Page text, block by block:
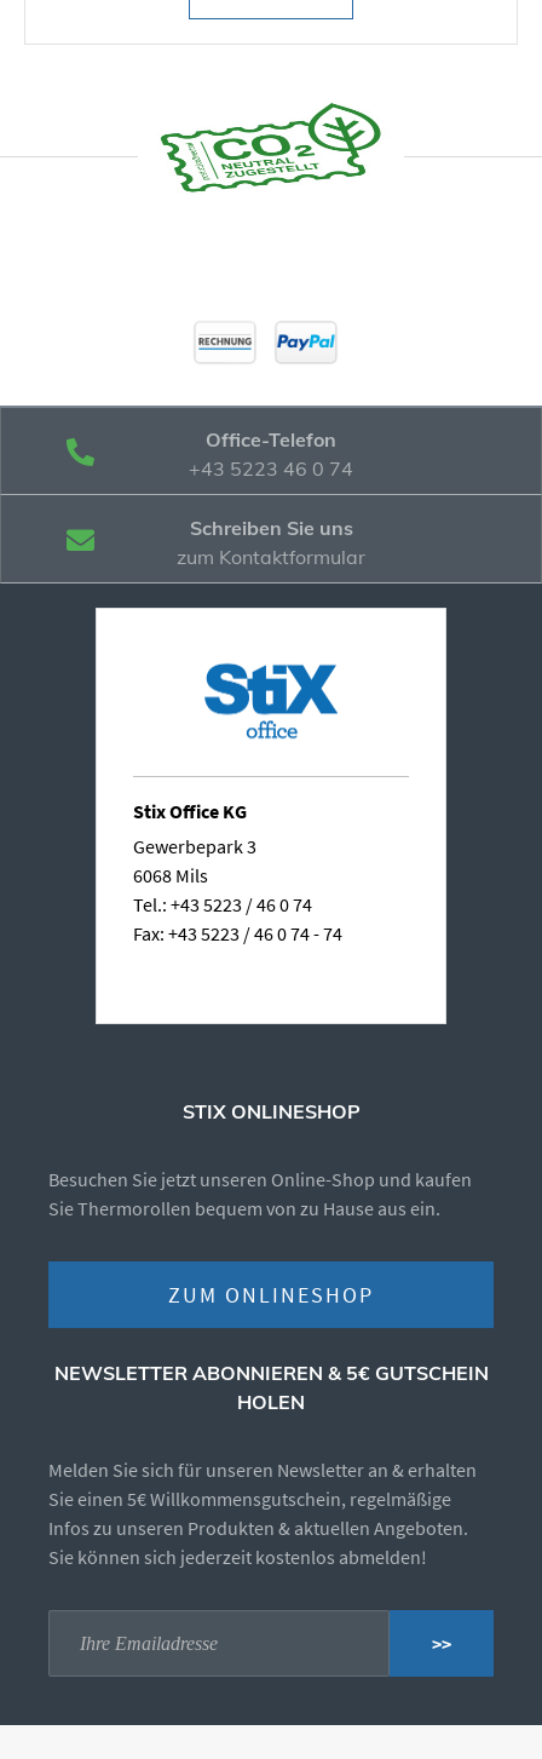
Office-Telefon
+43 5223 46 0 74
Schreiben Sie uns
zum Kontaktformular
Stix Office KG
Gewerbepark 3
6068 Mils
Tel.: +43 5223 / 46 0 74
Fax: +43 5223 / 46 0 74 - 74
STIX ONLINESHOP
Besuchen Sie jetzt unseren Online-Shop und kaufen
Sie Thermorollen bequem von zu Hause aus ein.
ZUM ONLINESHOP
NEWSLETTER ABONNIEREN & 5€ GUTSCHEIN
HOLEN
Melden Sie sich für unseren Newsletter an & erhalten
Sie einen 5€ Willkommensgutschein, regelmäßige
Infos zu unseren Produkten & aktuellen Angeboten.
Sie können sich jederzeit kostenlos abmelden!
>>